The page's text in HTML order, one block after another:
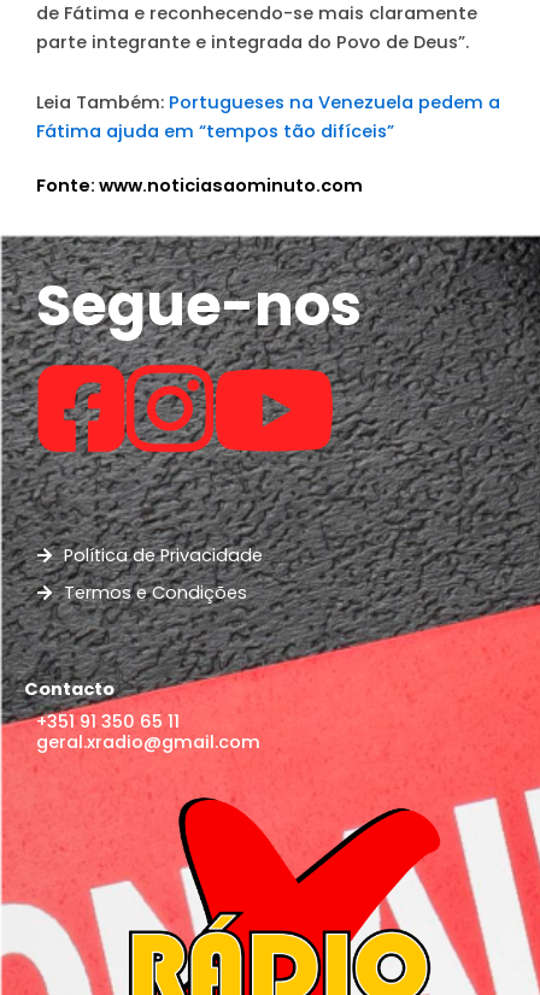
de Fátima e reconhecendo-se mais claramente
parte integrante e integrada do Povo de Deus”.
Leia Também: Portugueses na Venezuela pedem a
Fátima ajuda em “tempos tão difíceis”
Fonte: www.noticiasaominuto.com
Segue-nos
Política de Privacidade
Termos e Condições
Contacto
+351 91 350 65 11
geral.xradio@gmail.com